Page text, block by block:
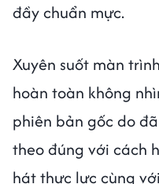
đầy chuẩn mực.
Xuyên suốt màn
hoàn toàn không
phiên bản gốc do
theo đúng với cách
hát thực lực cùng